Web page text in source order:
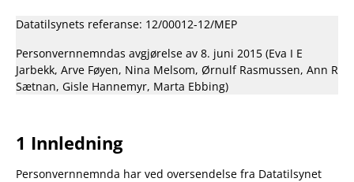
IP
Datatilsynets referanse: 12/00012-12/MEP
Personvernnemndas avgjørelse av 8. juni 2015 (Eva I E
Jarbekk, Arve Føyen, Nina Melsom, Ørnulf Rasmussen, Ann R
Sætnan, Gisle Hannemyr, Marta Ebbing)
1 Innledning
Personvernnemnda har ved oversendelse fra Datatilsynet